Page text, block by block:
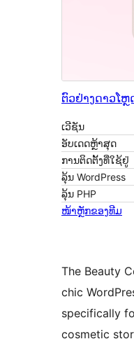
ຕົວຢ່າງດາວໂຫຼ
ເວີຊັນ
ອັບເດດຫຼ້າສຸດ
ການຕິດຕັ້ງທີ່ໃຊ້ຢູ່
ລຸ້ນ WordPress
ລຸ້ນ PHP
ໜ້າຫຼັກຂອງທີມ
The Beauty
chic
specifically
cosmetic